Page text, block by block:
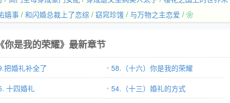
嬉事 / 和闪婚总裁上了恋综 / 窈窕珍馐 / 与万物之主恋爱 / ❀
《你是我的荣耀》最新章节
把婚礼补全了
58.（十六）你是我的荣耀
十四婚礼
54.（十三）婚礼的方式